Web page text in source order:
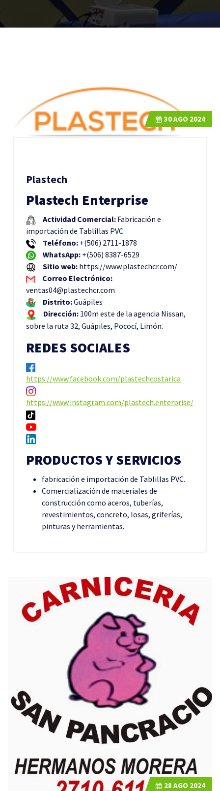
Plastech
30AGO 2024
Plastech Enterprise
Actividad Comercial: Fabricación e
importación de Tablillas PVC.
Teléfono: +(506) 2711-1878
WhatsApp: +(506) 8387-6529
Sitio web: https://www.plastechcr.com/
Correo Electrónico:
ventas04@plastechcr.com
Distrito:Guápiles
Dirección: 100m este de la agencia Nissan,
sobre la ruta 32, Guápiles, Pococí, Limón.
REDES SOCIALES
https://www.facebook.com/plastechcostarica
https://www.instagram.com/plastech.enterprise/
PRODUCTOS Y SERVICIOS
fabricación e importación de Tablillas PVC.
Comercialización de materiales de
construcción como aceros, tuberías,
revestimientos, concreto, losas, griferías,
pinturas y herramientas.
28 AGO 2024